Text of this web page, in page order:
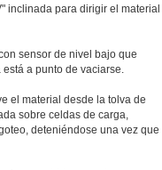
inclinada para dirigir el material
sensor de nivel bajo que
a punto de vaciarse.
el material desde la tolva de
sobre celdas de carga,
deteniéndose una vez que